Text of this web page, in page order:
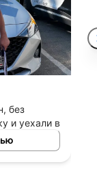
без
и уехали в